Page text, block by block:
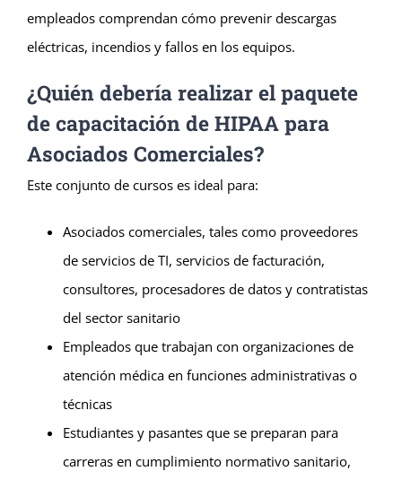
empleados comprendan cómo prevenir descargas
eléctricas, incendios y fallos en los equipos.
¿Quién debería realizar el paquete
de capacitación de HIPAA para
Asociados Comerciales?
Este conjunto de cursos es ideal para:
Asociados comerciales, tales como proveedores
de servicios de TI, servicios de facturación,
consultores, procesadores de datos y contratistas
del sector sanitario
Empleados que trabajan con organizaciones de
atención médica en funciones administrativas o
técnicas
Estudiantes y pasantes que se preparan para
carreras en cumplimiento normativo sanitario,